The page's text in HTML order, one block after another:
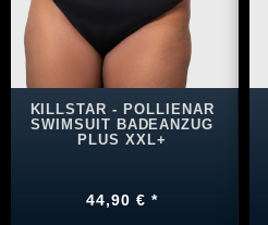
KILLSTAR - POLLIENAR
SWIMSUIT BADEANZUG
PLUS XXL+
44,90 € *